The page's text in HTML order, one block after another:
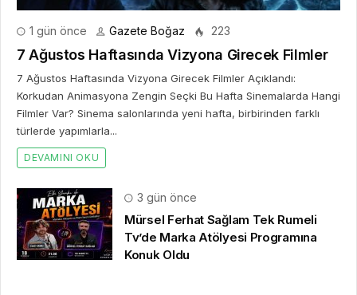
1 gün önce Gazete Boğaz 223
7 Ağustos Haftasında Vizyona Girecek Filmler
7 Ağustos Haftasında Vizyona Girecek Filmler Açıklandı:
Korkudan Animasyona Zengin Seçki Bu Hafta Sinemalarda Hangi
Filmler Var? Sinema salonlarında yeni hafta, birbirinden farklı
türlerde yapımlarla...
DEVAMINI OKU
3 gün önce
Mürsel Ferhat Sağlam Tek Rumeli
Tv’de Marka Atölyesi Programına
Konuk Oldu